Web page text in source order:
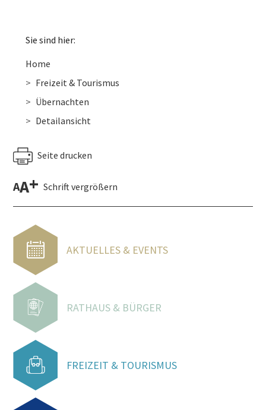
Sie sind hier:
Home
Freizeit & Tourismus
Übernachten
Detailansicht
Seite drucken
AA+ Schrift vergrößern
AKTUELLES & EVENTS
RATHAUS & BÜRGER
FREIZEIT & TOURISMUS